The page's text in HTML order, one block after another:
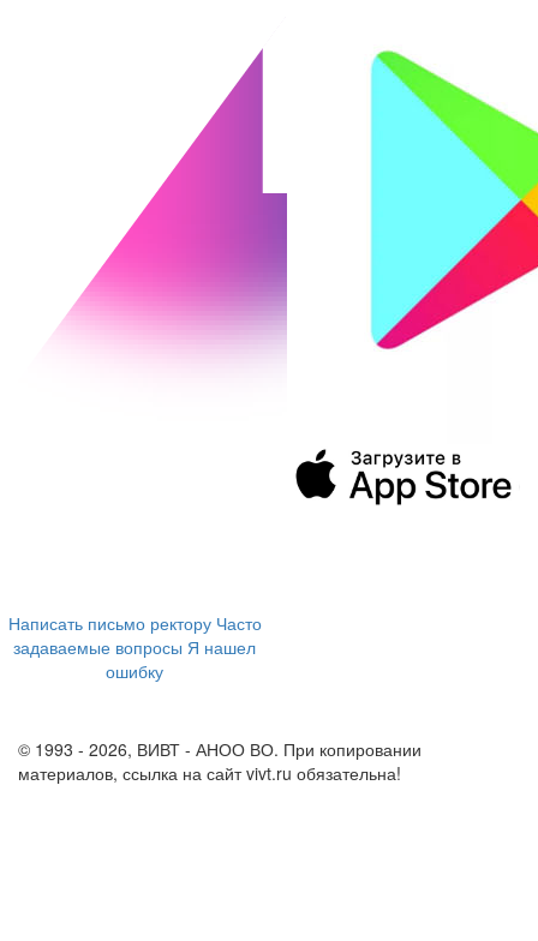
Написать письмо ректору Часто
задаваемые вопросы Я нашел
ошибку
© 1993 - 2026, ВИВТ - АНОО ВО. При копировании
материалов, ссылка на сайт vivt.ru обязательна!